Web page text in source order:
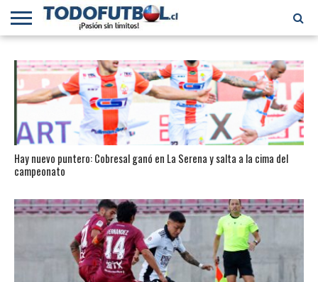
DIVISIÓN
PRIMERA
B
SELECCIÓN
CHILENA
CHILENOS
EN EL
MUNDO
FÚTBOL
INTERNACIONAL
Hay nuevo puntero: Cobresal ganó en La Serena y salta a la cima del
campeonato